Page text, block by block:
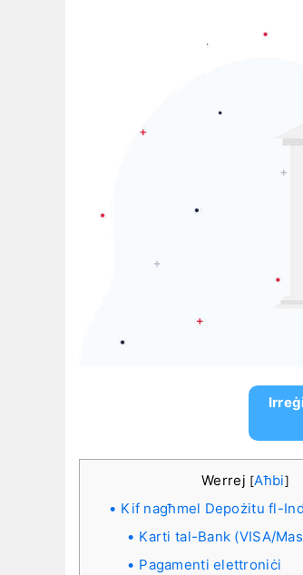
Werrej [Aħbi]
Kif nagħmel Depożitu fl-
Karti tal-Bank (VISA/
Pagamenti elettroniċi